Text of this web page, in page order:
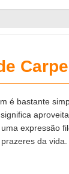
é bastante
expressão
da vida.